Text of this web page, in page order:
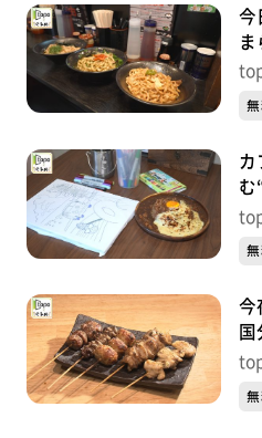
今
ま
な
カ
む
ェ
今
き